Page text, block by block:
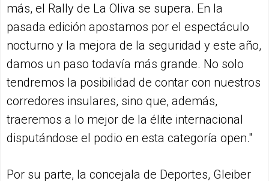
más, el Rally de La Oliva se supera. En la
pasada edición apostamos por el espectáculo
nocturno y la mejora de la seguridad y este año,
damos un paso todavía más grande. No solo
tendremos la posibilidad de contar con nuestros
corredores insulares, sino que, además,
traeremos a lo mejor de la élite internacional
disputándose el podio en esta categoría open."
Por su parte, la concejala de Deportes, Gleiber